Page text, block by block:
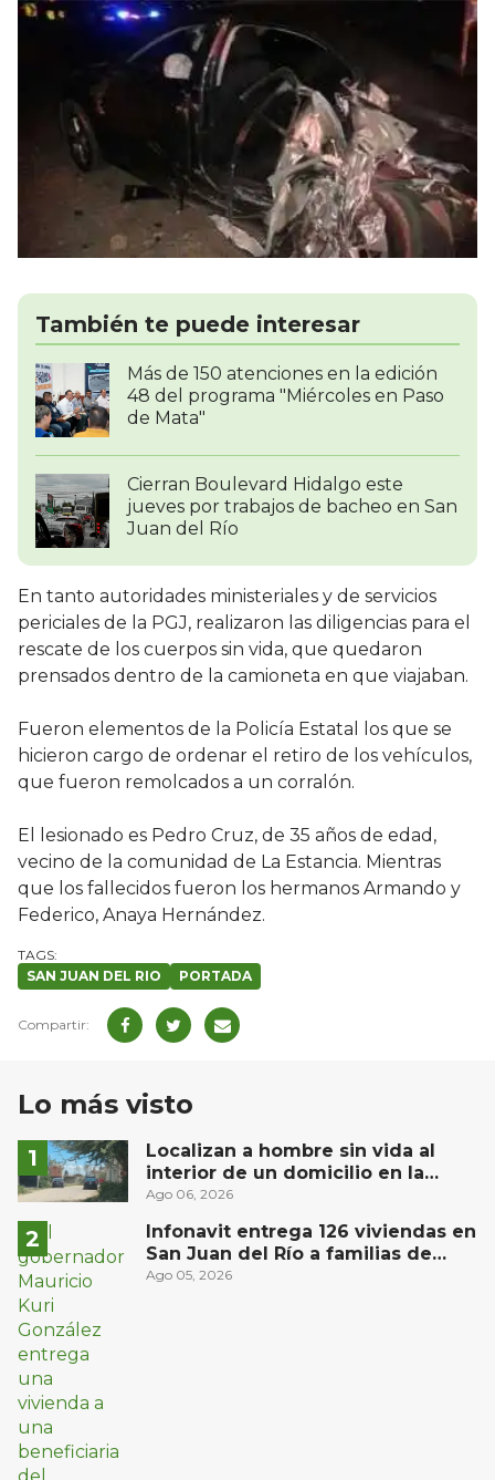
También te puede interesar
Más de 150 atenciones en la edición
48 del programa "Miércoles en Paso
de Mata"
Cierran Boulevard Hidalgo este
jueves por trabajos de bacheo en San
Juan del Río
En tanto autoridades ministeriales y de servicios
periciales de la PGJ, realizaron las diligencias para el
rescate de los cuerpos sin vida, que quedaron
prensados dentro de la camioneta en que viajaban.
Fueron elementos de la Policía Estatal los que se
hicieron cargo de ordenar el retiro de los vehículos,
que fueron remolcados a un corralón.
El lesionado es Pedro Cruz, de 35 años de edad,
vecino de la comunidad de La Estancia. Mientras
que los fallecidos fueron los hermanos Armando y
Federico, Anaya Hernández.
SAN JUAN DEL RIO PORTADA
Lo más visto
Localizan a hombre sin vida al
interior de un domicilio en la
comunidad El Rodeo, San Juan del
Ago 06, 2026
Infonavit entrega 126 viviendas en
San Juan del Río a familias de
bajos ingresos
Ago 05, 2026